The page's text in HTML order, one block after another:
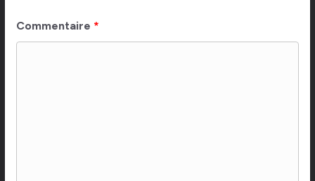
Commentaire *